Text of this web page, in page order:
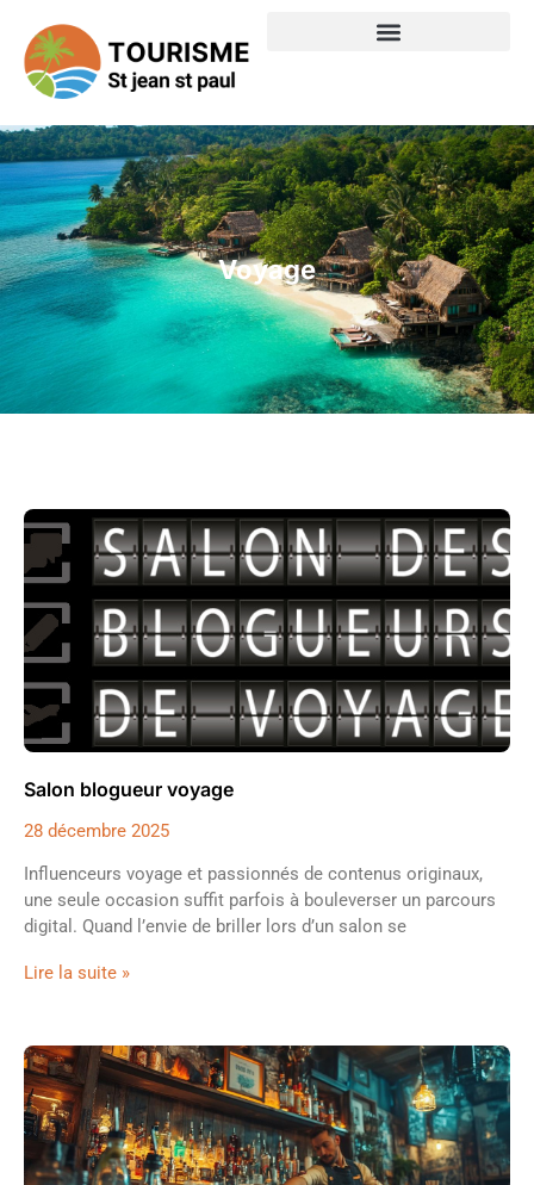
Voyage
Salon blogueur voyage
28 décembre 2025
Influenceurs voyage et passionnés de contenus originaux,
une seule occasion suffit parfois à bouleverser un parcours
digital. Quand l’envie de briller lors d’un salon se
Lire la suite »